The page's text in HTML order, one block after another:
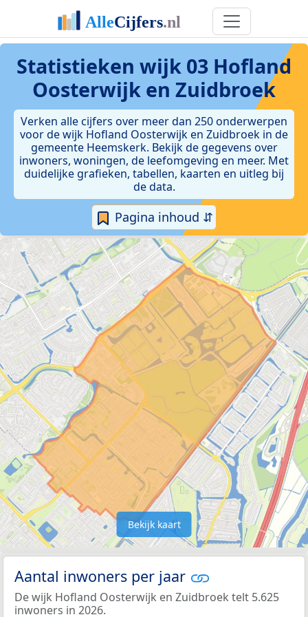
Statistieken wijk 03 Hofland
Oosterwijk en Zuidbroek
Verken alle cijfers over meer dan 250 onderwerpen
voor de wijk Hofland Oosterwijk en Zuidbroek in de
gemeente Heemskerk. Bekijk de gegevens over
inwoners, woningen, de leefomgeving en meer. Met
duidelijke grafieken, tabellen, kaarten en uitleg bij
de data.
Pagina inhoud ⇵
Bekijk kaart
Aantal inwoners per jaar
De wijk Hofland Oosterwijk en Zuidbroek telt 5.625
inwoners in 2026.